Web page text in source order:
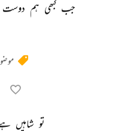
جب کبھی ہم دوست
تو شاہیں